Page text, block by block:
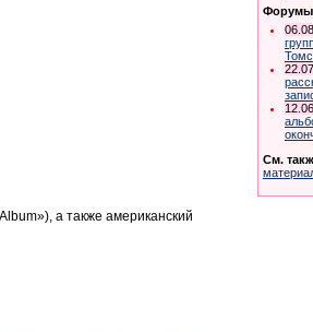
а также американский
См.